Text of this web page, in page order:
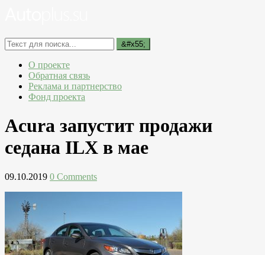
О проекте
Обратная связь
Реклама и партнерство
Фонд проекта
Acura запустит продажи
седана ILX в мае
09.10.2019 0 Comments